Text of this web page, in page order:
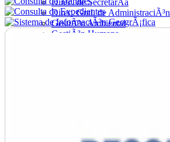
Direc. de SecretarÃ­a
Direc. Gral. de AdministraciÃ³n
GestiÃ³n Ambiental
GestiÃ³n Humana